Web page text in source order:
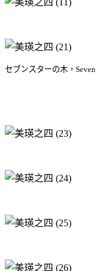
セブンスターの木，